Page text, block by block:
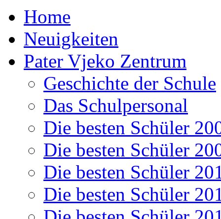
Home
Neuigkeiten
Pater Vjeko Zentrum
Geschichte der Schule
Das Schulpersonal
Die besten Schüler
Die besten Schüler
Die besten Schüler
Die besten Schüler